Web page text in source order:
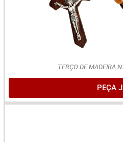
TERÇO DE MADEIRA
PEÇA